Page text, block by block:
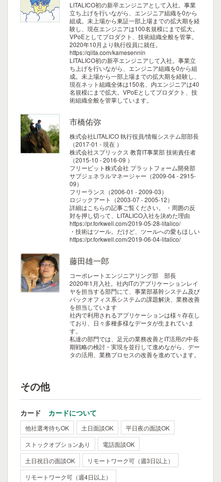
LITALICO初の新卒エンジニアとして入社。事業
立ち上げを行いながら、エンジニア組織を0から
組成。未上場から東証一部上場までの拡大期を経
験し、現在エンジニアは100名規模にまで拡大。
VPoEとしてプロダクト、技術組織全般を管掌。
2020年10月より執行役員に就任。
https://qiita.com/kamesennin
LITALICO初の新卒エンジニアして入社。事業立
ち上げを行いながら、エンジニア組織を0から組
成。未上場から一部上場までの拡大期を経験し、
現在ネット組織全体は150名、内エンジニアは40
名規模にまで拡大。VPoEとしてプロダクト、技
術組織全般を管掌しています。
市橋佑弥
株式会社LITALICO 執行役員/情報システム部部長
（2017-01 - 現在 ）
株式会社スプリックス 教育IT事業部 技術責任者
（2015-10 - 2016-09 ）
フリービット株式会社 プラットフォーム開発部
サブジェネラルマネージャー（2009-04 - 2915-
09）
フリーランス（2006-01 - 2009-03）
ロジックアート（2003-07 - 2005-12）
詳細はこちらの記事ご覧ください。
・周囲の反
対を押し切って、LITALICO入社を決めた理由
https://pr.forkwell.com/2019-05-28-litalico/
・技術はツール。だけど、ツールへの愛もほしい
https://pr.forkwell.com/2019-06-04-litalico/
藤田雄一郎
コーポレートエンジニアリング部 部長
2020年1月入社。社内ITのアプリケーションレイ
ヤを担当する部門にて、事業部基幹システム及び
バックオフィス系システムの課題解決、業務改善
を担当しています
社内で利用されるアプリケーションは様々存在し
ており、日々多種多様なデータが生まれていま
す。
私達の部門では、足元の業務改善とIT活用の中長
期戦略の検討・実現を並行して進めながら、デー
タの活用、業務プロセスの改善を進めています。
その他
カード カードについて
他社選考待ちOK 土日面談OK
平日夜の面談OK
ストックオプションあり
電話面談OK
土日祝日の面談OK
リモートワーク可（週3日以上）
リモートワーク可（週4日以上）